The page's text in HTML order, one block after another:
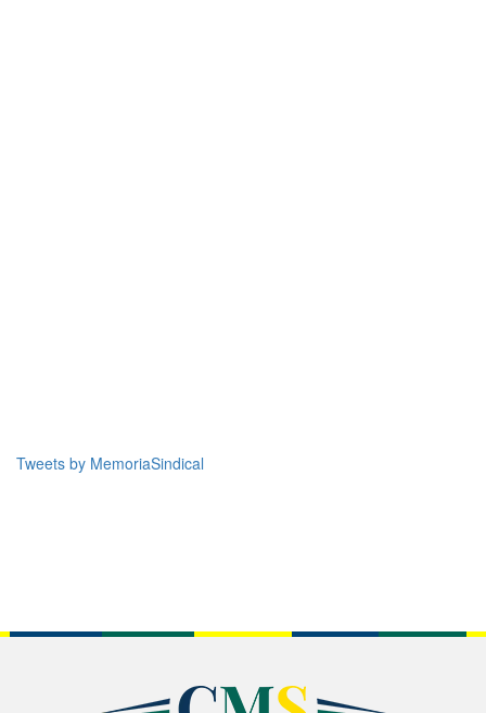
Tweets by MemoriaSindical